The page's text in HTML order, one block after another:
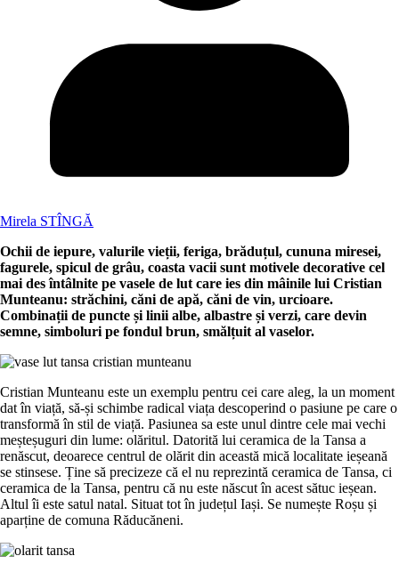
Mirela STÎNGĂ
Ochii de iepure, valurile vieții, feriga, brăduțul, cununa miresei,
fagurele, spicul de grâu, coasta vacii sunt motivele decorative cel
mai des întâlnite pe vasele de lut care ies din mâinile lui Cristian
Munteanu: străchini, căni de apă, căni de vin, urcioare.
Combinații de puncte și linii albe, albastre și verzi, care devin
semne, simboluri pe fondul brun, smălțuit al vaselor.
Cristian Munteanu este un exemplu pentru cei care aleg, la un moment
dat în viață, să-și schimbe radical viața descoperind o pasiune pe care o
transformă în stil de viață. Pasiunea sa este unul dintre cele mai vechi
meșteșuguri din lume: olăritul. Datorită lui ceramica de la Tansa a
renăscut, deoarece centrul de olărit din această mică localitate ieșeană
se stinsese. Ține să precizeze că el nu reprezintă ceramica de Tansa, ci
ceramica de la Tansa, pentru că nu este născut în acest sătuc ieșean.
Altul îi este satul natal. Situat tot în județul Iași. Se numește Roșu și
aparține de comuna Răducăneni.